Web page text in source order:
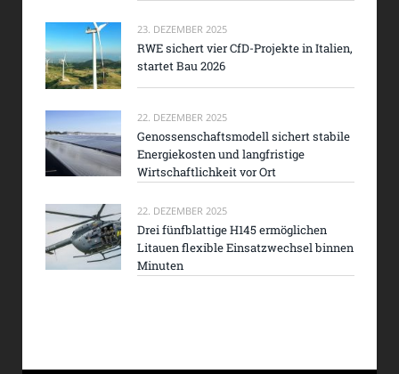
23. DEZEMBER 2025
RWE sichert vier CfD-Projekte in Italien,
startet Bau 2026
22. DEZEMBER 2025
Genossenschaftsmodell sichert stabile
Energiekosten und langfristige
Wirtschaftlichkeit vor Ort
22. DEZEMBER 2025
Drei fünfblattige H145 ermöglichen
Litauen flexible Einsatzwechsel binnen
Minuten